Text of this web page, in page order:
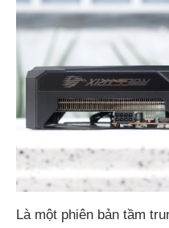
Là một phiên bản tầm